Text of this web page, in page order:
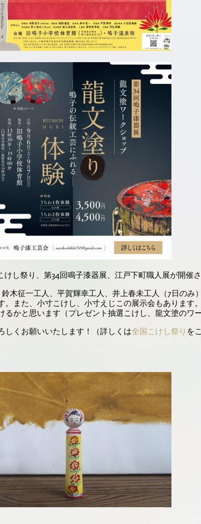
し祭り、第34回鳴子漆器展、江戸下町職人展が開催さ
木征一工人、平賀輝幸工人、井上春未工人（7日のみ
また、小寸こけし、小寸えじこの展示会もあります
かと思います（プレゼント抽選こけし、龍文塗のワ
しくお願いいたします！（詳しくは全国こけし祭り を